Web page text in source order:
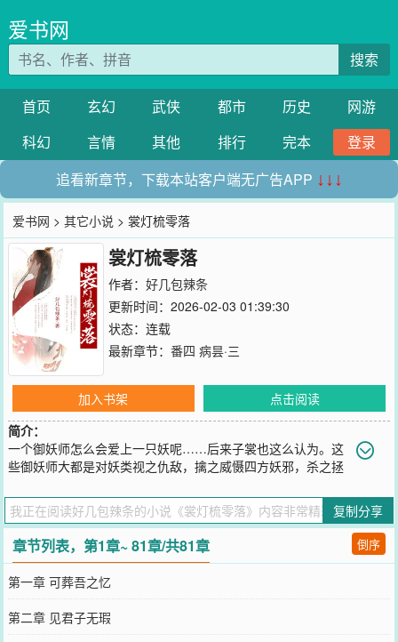
爱书网
搜索
首页 玄幻 武侠 都市 历史
网游
科幻
言情 其他 排行 完本
登录
追看新章节，下载本站客户端无广告APP ↓↓↓
爱书网 >其它小说 > 裳灯梳零落
裳灯梳零落
作者： 好几包辣条
更新时间：2026-02-03 01:39:30
状态：连载
最新章节： 番四 病昙·三
加入书架
点击阅读
简介：
一个御妖师怎么会爱上一只妖呢……后来子裳也这么认为。这
些御妖师大都是对妖类视之仇敌，擒之威慑四方妖邪，杀之拯
护着她，对此他却说：“因为，你是只憨妖。”一把琴，原来可以噬魂
摄魄。一颗佛珠，原来能赎还罪怨。一卷陈年旧简，原来是痴缠怨怼
的仇恨。狐仙曾跟她说过，她和他从不在姻缘簿中，这阴差阳错多出
来的线不知道会生出怎样的果。不管怎样，她还是和他在一起了，是
拜堂成亲过的在一起，是他亲手挑起红盖头的在一起。
您要是觉得《裳灯梳零落
信里的朋友推荐哦！
复制分享
章节列表，第1章~ 81章/共81章 倒序
第一章 可葬吾之忆
第二章 见君子无瑕